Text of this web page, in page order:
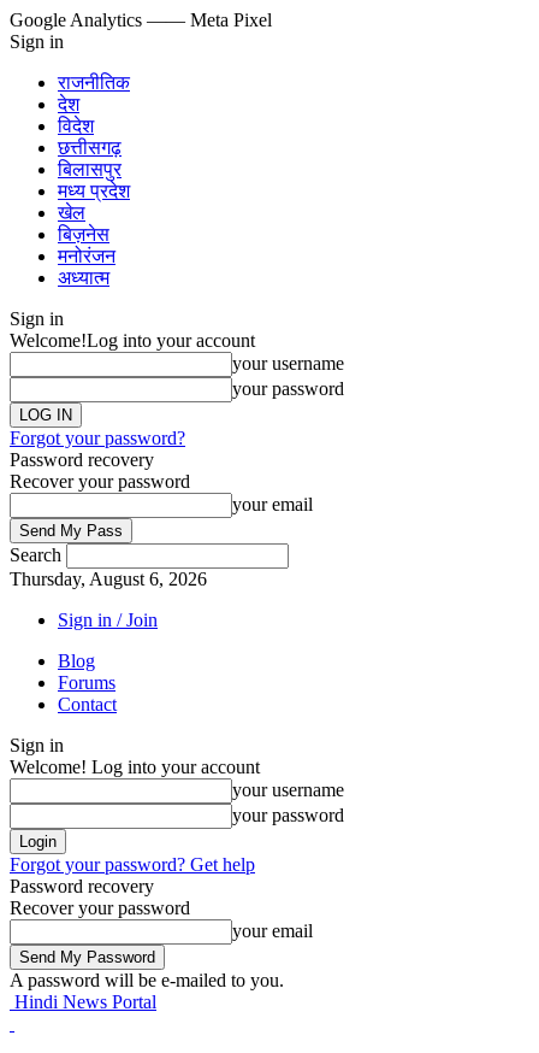
Google Analytics —— Meta Pixel
Sign in
राजनीतिक
देश
विदेश
छत्तीसगढ़
बिलासपुर
मध्य प्रदेश
खेल
बिज़नेस
मनोरंजन
अध्यात्म
Sign in
Welcome!Log into your account
your username
your password
Forgot your password?
Password recovery
Recover your password
your email
Search
Thursday, August 6, 2026
Sign in / Join
Blog
Forums
Contact
Sign in
Welcome! Log into your account
your username
your password
Forgot your password? Get help
Password recovery
Recover your password
your email
A password will be e-mailed to you.
Hindi News Portal